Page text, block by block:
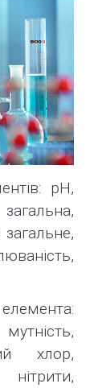
рН,
хлор,